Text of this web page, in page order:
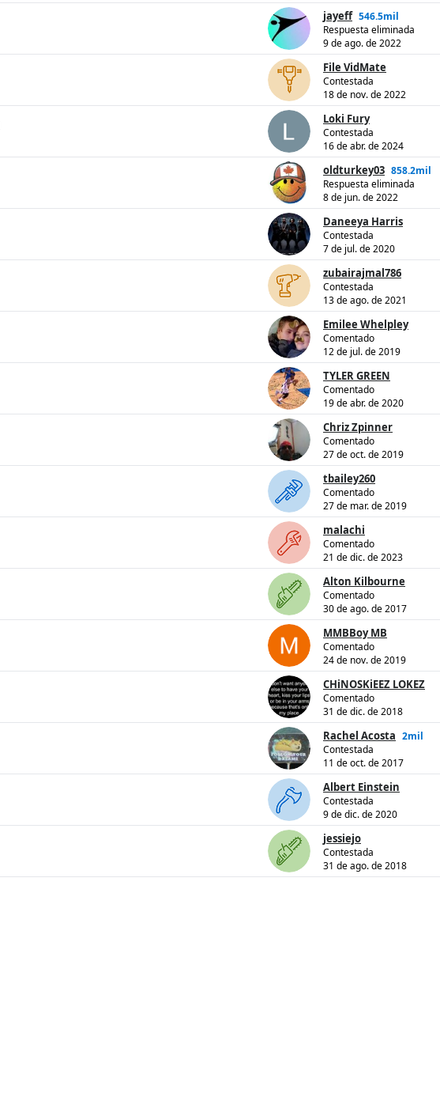
jayeff 546.5mil
Respuesta eliminada
9 de ago. de 2022
File VidMate
Contestada
18 de nov. de 2022
Loki Fury
Contestada
16 de abr. de 2024
oldturkey03 858.2mil
Respuesta eliminada
8 de jun. de 2022
Daneeya Harris
Contestada
7 de jul. de 2020
zubairajmal786
Contestada
13 de ago. de 2021
Emilee Whelpley
Comentado
12 de jul. de 2019
TYLER GREEN
Comentado
19 de abr. de 2020
Chriz Zpinner
Comentado
27 de oct. de 2019
tbailey260
Comentado
27 de mar. de 2019
malachi
Comentado
21 de dic. de 2023
Alton Kilbourne
Comentado
30 de ago. de 2017
MMBBoy MB
Comentado
24 de nov. de 2019
CHiNOSKiEEZ LOKEZ
Comentado
31 de dic. de 2018
Rachel Acosta 2mil
Contestada
11 de oct. de 2017
Albert Einstein
Contestada
9 de dic. de 2020
jessiejo
Contestada
31 de ago. de 2018